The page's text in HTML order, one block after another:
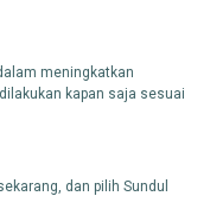
meningkatkan
kapan saja sesuai
dan pilih Sundul